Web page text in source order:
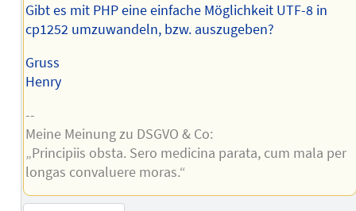
Gibt es mit PHP eine einfache Möglichkeit UTF-8 in
cp1252 umzuwandeln, bzw. auszugeben?
Gruss
Henry
--
Meine Meinung zu DSGVO & Co:
„Principiis obsta. Sero medicina parata, cum mala per
longas convaluere moras.“